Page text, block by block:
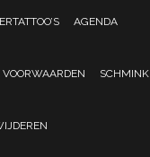
AGENDA
SCHMINK